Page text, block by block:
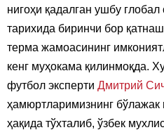
нигоҳи қадалган ушбу
тарихида биринчи бор
терма жамоасининг
кенг муҳокама қилинмоқда.
футбол эксперти Дмитрий
ҳамюртларимизнинг бўлажак
ҳақида тўхталиб, ўзбек